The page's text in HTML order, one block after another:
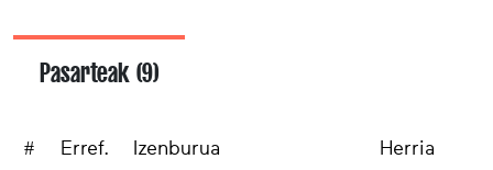
Pasarteak (9)
# Erref. Izenburua Herria